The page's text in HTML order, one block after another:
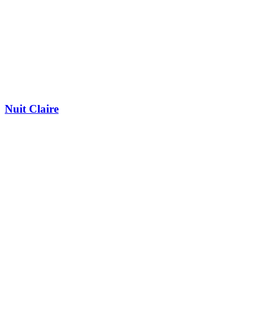
Nuit Claire